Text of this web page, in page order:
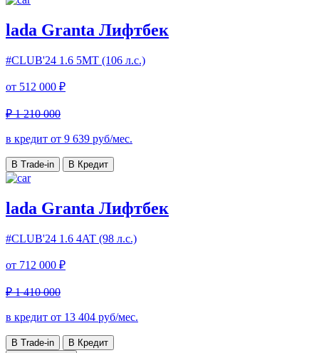
lada Granta Лифтбек
#CLUB'24 1.6 5МТ (106 л.с.)
от 512 000 ₽
₽ 1 210 000
в кредит от 9 639 руб/мес.
В Trade-in В Кредит
lada Granta Лифтбек
#CLUB'24 1.6 4AT (98 л.с.)
от 712 000 ₽
₽ 1 410 000
в кредит от 13 404 руб/мес.
В Trade-in
В Кредит